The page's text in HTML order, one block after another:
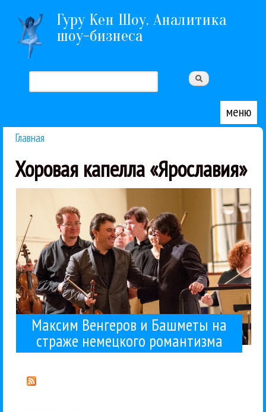
Перейти к основному содержанию
Гуру Кен Шоу. Аналитика
шоу-бизнеса
Форма поиска
меню
Главная
Хоровая капелла «Ярославия»
Максим Венгеров и Башметы на
страже немецкого романтизма
Немецкий романтизм XIX века — тема
неисчерпаемая, стоит лишь сменить...